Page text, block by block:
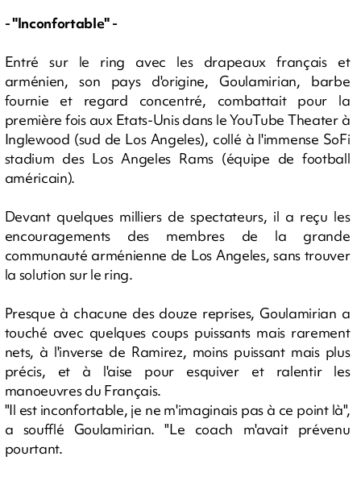
- "Inconfortable" -
Entré sur le ring avec les drapeaux français et
arménien, son pays d'origine, Goulamirian, barbe
fournie et regard concentré, combattait pour la
première fois aux Etats-Unis dans le YouTube Theater à
Inglewood (sud de Los Angeles), collé à l'immense SoFi
stadium des Los Angeles Rams (équipe de football
américain).
Devant quelques milliers de spectateurs, il a reçu les
encouragements des membres de la grande
communauté arménienne de Los Angeles, sans trouver
la solution sur le ring.
Presque à chacune des douze reprises, Goulamirian a
touché avec quelques coups puissants mais rarement
nets, à l'inverse de Ramirez, moins puissant mais plus
précis, et à l'aise pour esquiver et ralentir les
manoeuvres du Français.
"Il est inconfortable, je ne m'imaginais pas à ce point là",
a soufflé Goulamirian. "Le coach m'avait prévenu
pourtant.